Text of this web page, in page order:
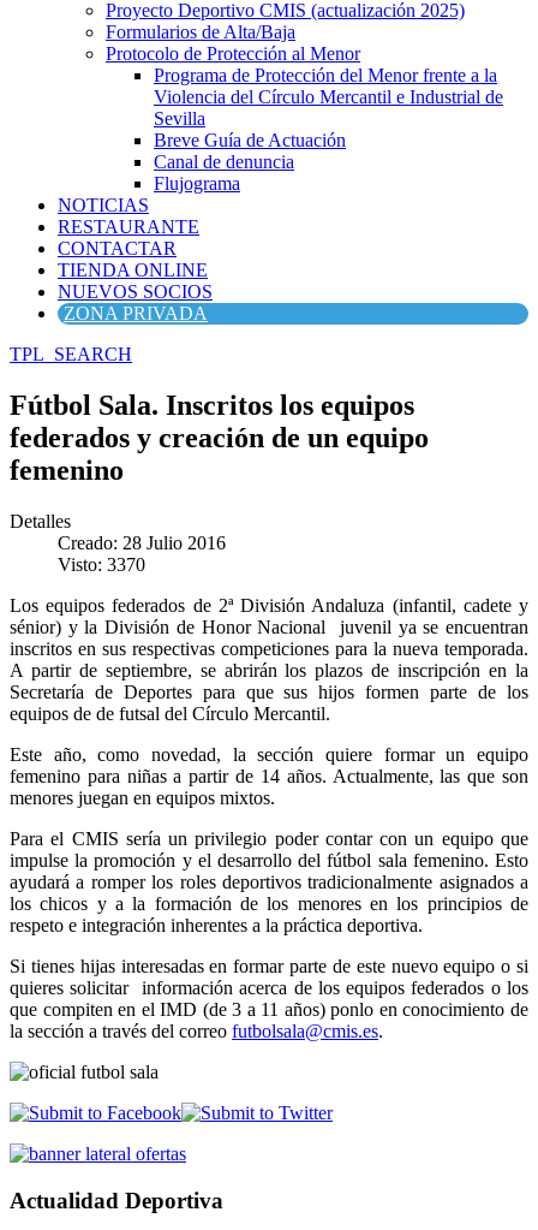
Proyecto Deportivo CMIS (actualización 2025)
Formularios de Alta/Baja
Protocolo de Protección al Menor
Programa de Protección del Menor frente a la
Violencia del Círculo Mercantil e Industrial de
Sevilla
Breve Guía de Actuación
Canal de denuncia
Flujograma
NOTICIAS
RESTAURANTE
CONTACTAR
TIENDA ONLINE
NUEVOS SOCIOS
ZONA PRIVADA
TPL_SEARCH
Fútbol Sala. Inscritos los equipos
federados y creación de un equipo
femenino
Detalles
Creado: 28 Julio 2016
Visto: 3370
Los equipos federados de 2ª División Andaluza (infantil, cadete y
sénior) y la División de Honor Nacional juvenil ya se encuentran
inscritos en sus respectivas competiciones para la nueva temporada.
A partir de septiembre, se abrirán los plazos de inscripción en la
Secretaría de Deportes para que sus hijos formen parte de los
equipos de de futsal del Círculo Mercantil.
Este año, como novedad, la sección quiere formar un equipo
femenino para niñas a partir de 14 años. Actualmente, las que son
menores juegan en equipos mixtos.
Para el CMIS sería un privilegio poder contar con un equipo que
impulse la promoción y el desarrollo del fútbol sala femenino. Esto
ayudará a romper los roles deportivos tradicionalmente asignados a
los chicos y a la formación de los menores en los principios de
respeto e integración inherentes a la práctica deportiva.
Si tienes hijas interesadas en formar parte de este nuevo equipo o si
quieres solicitar información acerca de los equipos federados o los
que compiten en el IMD (de 3 a 11 años) ponlo en conocimiento de
la sección a través del correo futbolsala@cmis.es.
Actualidad Deportiva